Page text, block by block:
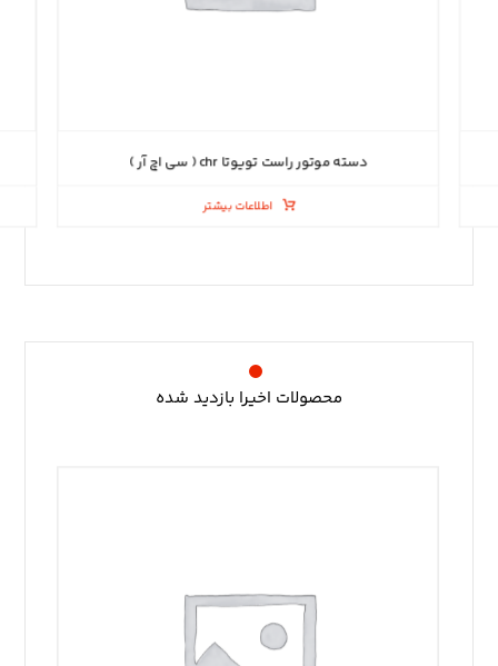
دسته موتور راست تویوتا chr ( سی اچ آر )
اطلاعات بیشتر
محصولات اخیرا بازدید شده